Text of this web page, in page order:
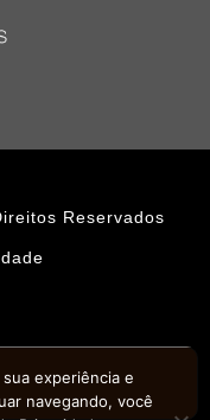
Reservados
experiência e
navegando, você